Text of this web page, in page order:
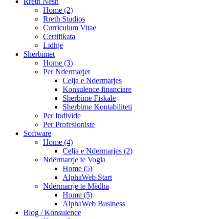
Home (2)
Rreth Studios
Curriculum Vitae
Certifikata
Lidhje
Sherbimet
Home (3)
Per Ndermarjet
Celja e Ndermarjes
Konsulence financiare
Sherbime Fiskale
Sherbime Kontabiliteti
Per Individe
Per Profesioniste
Software
Home (4)
Celja e Ndermarjes (2)
Ndërmarrje te Vogla
Home (5)
AlphaWeb Start
Ndërmarrje te Mëdha
Home (5)
AlphaWeb Business
Blog / Konsulence